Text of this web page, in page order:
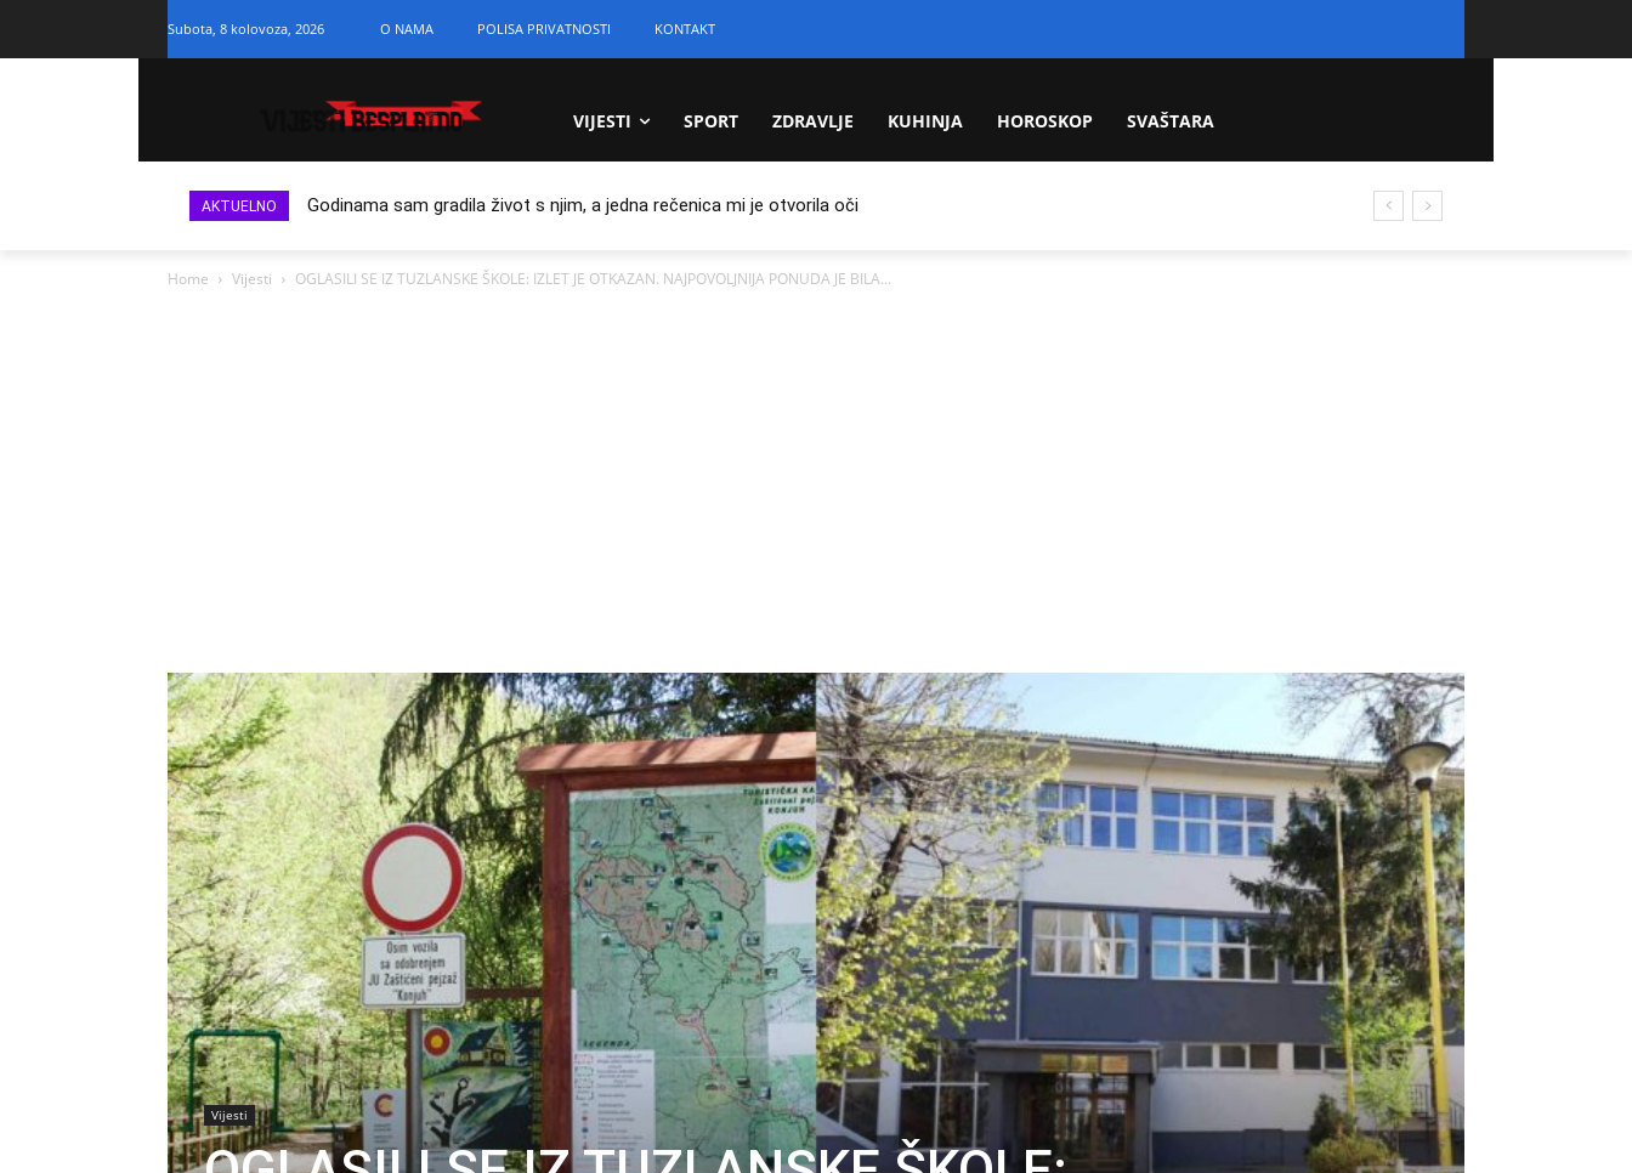
Subota, 8 kolovoza, 2026 O NAMA POLISA PRIVATNOSTI KONTAKT
VIJESTI SPORT ZDRAVLJE KUHINJA HOROSKOP SVAŠTARA
AKTUELNO Godinama sam gradila život s njim, a jedna rečenica mi je otvorila oči
Home Vijesti OGLASILI SE IZ TUZLANSKE ŠKOLE: IZLET JE OTKAZAN. NAJPOVOLJNIJA PONUDA JE BILA...
Vijesti